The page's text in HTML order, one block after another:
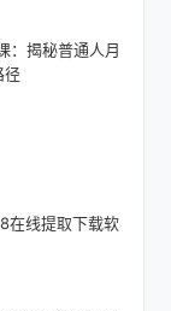
：揭秘普通人月
径
在线提取下载软